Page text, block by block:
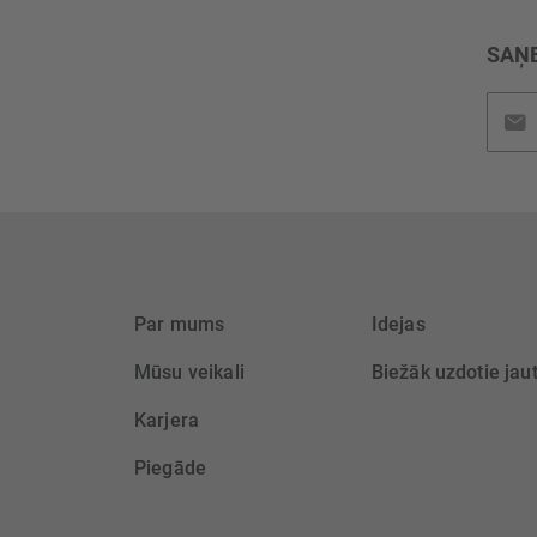
Par mums
Mūsu veikali
Karjera
Piegāde
Idejas
Biežāk uzdotie